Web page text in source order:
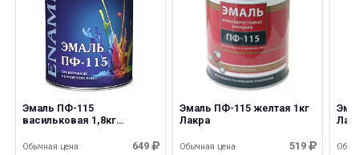
Эмаль ПФ-115
васильковая 1,8кг
649
Обычная цена
Эмаль ПФ-115 желтая 1кг
Лакра
519
Обычная цена